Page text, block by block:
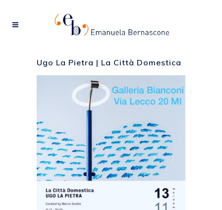
Ugo La Pietra | La Città Domestica